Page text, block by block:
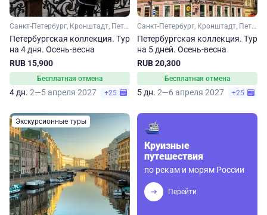
Санкт-Петербург, Кронштадт, Петергоф
Петербургская коллекция. Тур
на 4 дня. Осень-весна
RUB 15,900
Бесплатная отмена
4 дн. 2—5 апреля 2027 +25
Санкт-Петербург, Кронштадт, Петергоф
Петербургская коллекция. Тур
на 5 дней. Осень-весна
RUB 20,300
Бесплатная отмена
5 дн. 2—6 апреля 2027 +25
Экскурсионные туры
Круизные
путешествия
по рекам и морям России
Перейти